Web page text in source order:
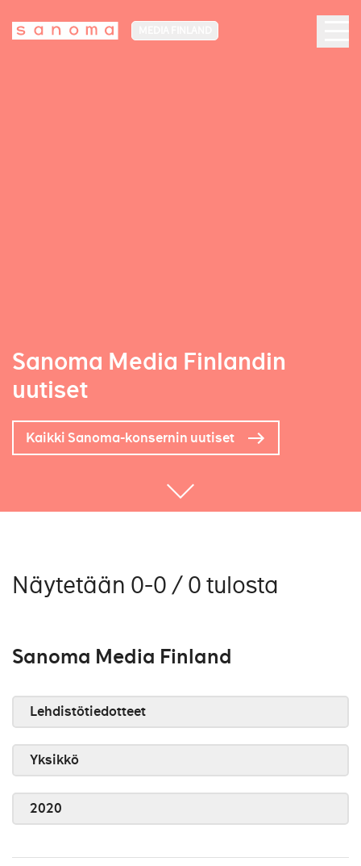
Sanoma Media Finlandin
uutiset
Kaikki Sanoma-konsernin uutiset
Näytetään 0-0 / 0 tulosta
Sanoma Media Finland
Lehdistötiedotteet
Yksikkö
2020